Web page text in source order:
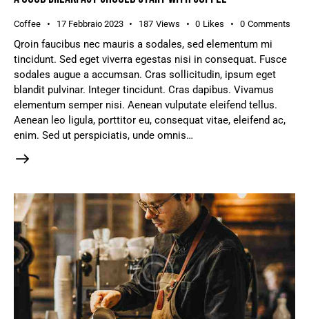
Coffee 17 Febbraio 2023 187 Views 0 Likes 0 Comments
Qroin faucibus nec mauris a sodales, sed elementum mi
tincidunt. Sed eget viverra egestas nisi in consequat. Fusce
sodales augue a accumsan. Cras sollicitudin, ipsum eget
blandit pulvinar. Integer tincidunt. Cras dapibus. Vivamus
elementum semper nisi. Aenean vulputate eleifend tellus.
Aenean leo ligula, porttitor eu, consequat vitae, eleifend ac,
enim. Sed ut perspiciatis, unde omnis…